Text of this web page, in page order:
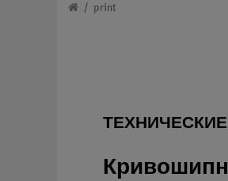
print